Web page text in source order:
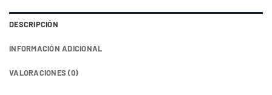
DESCRIPCIÓN
INFORMACIÓN ADICIONAL
VALORACIONES (0)